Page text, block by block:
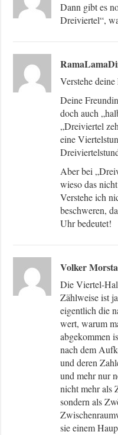
Dann gibt es
Dreiviertel“,
Verstehe
Deine
doch auch
„Dreiviertel
eine
Aber bei
wieso das
Verstehe ich
beschweren,
Uhr bedeutet!
Volker
Die Viertel-
Zählweise ist
eigentlich die
wert, warum
abgekommen
nach dem
und deren
und mehr nur
nicht mehr als
sondern als
sie einem